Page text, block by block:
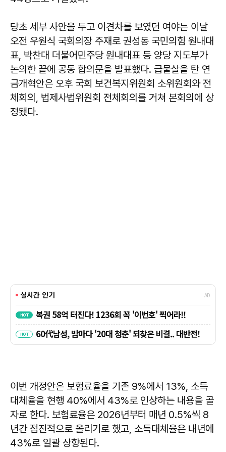
당초 세부 사안을 두고 이견차를 보였던 여야는 이날
오전 우원식 국회의장 주재로 권성동 국민의힘 원내대
표, 박찬대 더불어민주당 원내대표 등 양당 지도부가
논의한 끝에 공동 합의문을 발표했다. 급물살을 탄 연
금개혁안은 오후 국회 보건복지위원회 소위원회와 전
체회의, 법제사법위원회 전체회의를 거쳐 본회의에 상
정됐다.
이번 개정안은 보험료율을 기존 9%에서 13%, 소득
대체율을 현행 40%에서 43%로 인상하는 내용을 골
자로 한다. 보험료율은 2026년부터 매년 0.5%씩 8
년간 점진적으로 올리기로 했고, 소득대체율은 내년에
43%로 일괄 상향된다.